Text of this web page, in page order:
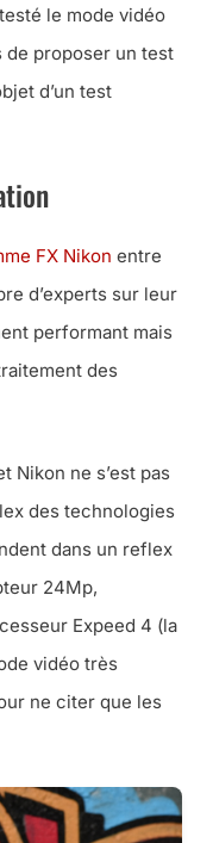
le mode vidéo
de proposer un test
d’un test
FX Nikon entre
d’experts sur leur
performant mais
des
Nikon ne s’est pas
des technologies
dans un reflex
24Mp,
Expeed 4 (la
vidéo très
ne citer que les